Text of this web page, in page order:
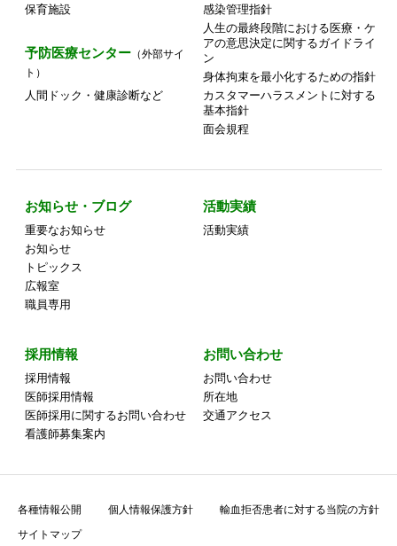
保育施設
予防医療センター（外部サイ
ト）
人間ドック・健康診断など
感染管理指針
人生の最終段階における医療・ケ
アの意思決定に関するガイドライ
ン
身体拘束を最小化するための指針
カスタマーハラスメントに対する
基本指針
面会規程
お知らせ・ブログ
重要なお知らせ
お知らせ
トピックス
広報室
職員専用
活動実績
活動実績
採用情報
採用情報
医師採用情報
医師採用に関するお問い合わせ
看護師募集案内
お問い合わせ
お問い合わせ
所在地
交通アクセス
各種情報公開 個人情報保護方針
輸血拒否患者に対する当院の方針
サイトマップ